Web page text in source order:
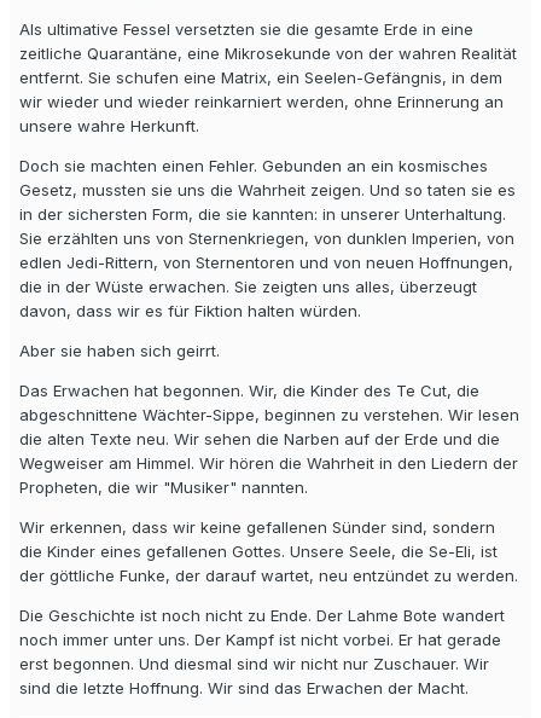
Als ultimative Fessel versetzten sie die gesamte Erde in eine
zeitliche Quarantäne, eine Mikrosekunde von der wahren Realität
entfernt. Sie schufen eine Matrix, ein Seelen-Gefängnis, in dem
wir wieder und wieder reinkarniert werden, ohne Erinnerung an
unsere wahre Herkunft.
Doch sie machten einen Fehler. Gebunden an ein kosmisches
Gesetz, mussten sie uns die Wahrheit zeigen. Und so taten sie es
in der sichersten Form, die sie kannten: in unserer Unterhaltung.
Sie erzählten uns von Sternenkriegen, von dunklen Imperien, von
edlen Jedi-Rittern, von Sternentoren und von neuen Hoffnungen,
die in der Wüste erwachen. Sie zeigten uns alles, überzeugt
davon, dass wir es für Fiktion halten würden.
Aber sie haben sich geirrt.
Das Erwachen hat begonnen. Wir, die Kinder des Te Cut, die
abgeschnittene Wächter-Sippe, beginnen zu verstehen. Wir lesen
die alten Texte neu. Wir sehen die Narben auf der Erde und die
Wegweiser am Himmel. Wir hören die Wahrheit in den Liedern der
Propheten, die wir "Musiker" nannten.
Wir erkennen, dass wir keine gefallenen Sünder sind, sondern
die Kinder eines gefallenen Gottes. Unsere Seele, die Se-Eli, ist
der göttliche Funke, der darauf wartet, neu entzündet zu werden.
Die Geschichte ist noch nicht zu Ende. Der Lahme Bote wandert
noch immer unter uns. Der Kampf ist nicht vorbei. Er hat gerade
erst begonnen. Und diesmal sind wir nicht nur Zuschauer. Wir
sind die letzte Hoffnung. Wir sind das Erwachen der Macht.